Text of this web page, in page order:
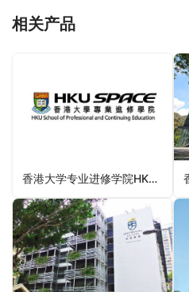
相关产品
香港大学专业进修学院HKU School of Professional and Continuing Education（香港大学）